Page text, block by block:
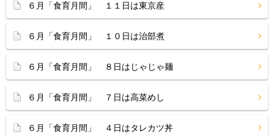
６月「食育月間」 １１日は東京産
６月「食育月間」 １０日は治部煮
６月「食育月間」 ８日はじゃじゃ麺
６月「食育月間」 ７日は高菜めし
６月「食育月間」 ４日はタレカツ丼